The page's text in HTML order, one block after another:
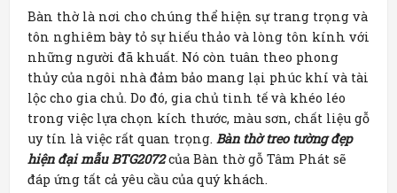
Bàn thờ là nơi cho chúng thể hiện sự trang trọng và
tôn nghiêm bày tỏ sự hiếu thảo và lòng tôn kính với
những người đã khuất. Nó còn tuân theo phong
thủy của ngôi nhà đảm bảo mang lại phúc khí và tài
lộc cho gia chủ. Do đó, gia chủ tinh tế và khéo léo
trong việc lựa chọn kích thước, màu sơn, chất liệu gỗ
uy tín là việc rất quan trọng. Bàn thờ treo tường đẹp
hiện đại mẫu BTG2072của Bàn thờ gỗ Tâm Phát sẽ
đáp ứng tất cả yêu cầu của quý khách.